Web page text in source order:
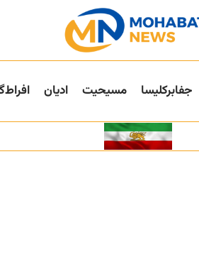
جفا‌بر‌کلیسا مسیحیت ادیان